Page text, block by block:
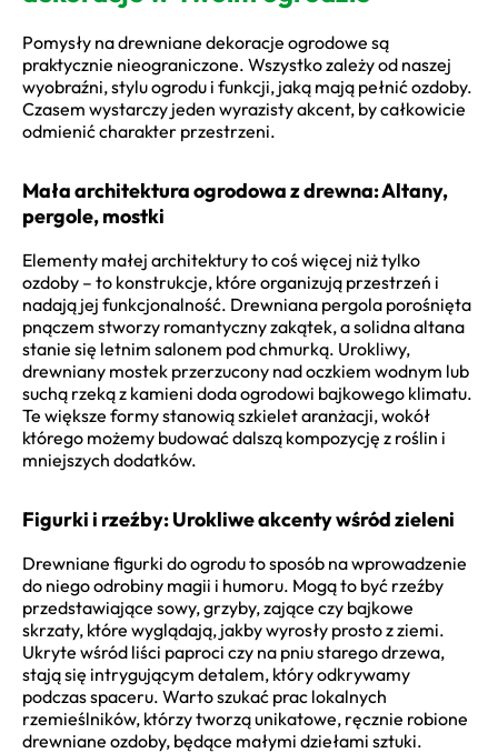
Pomysły na drewniane dekoracje ogrodowe są
praktycznie nieograniczone. Wszystko zależy od naszej
wyobraźni, stylu ogrodu i funkcji, jaką mają pełnić ozdoby.
Czasem wystarczy jeden wyrazisty akcent, by całkowicie
odmienić charakter przestrzeni.
Mała architektura ogrodowa z drewna: Altany,
pergole, mostki
Elementy małej architektury to coś więcej niż tylko
ozdoby – to konstrukcje, które organizują przestrzeń i
nadają jej funkcjonalność. Drewniana pergola porośnięta
pnączem stworzy romantyczny zakątek, a solidna altana
stanie się letnim salonem pod chmurką. Urokliwy,
drewniany mostek przerzucony nad oczkiem wodnym lub
suchą rzeką z kamieni doda ogrodowi bajkowego klimatu.
Te większe formy stanowią szkielet aranżacji, wokół
którego możemy budować dalszą kompozycję z roślin i
mniejszych dodatków.
Figurki i rzeźby: Urokliwe akcenty wśród zieleni
Drewniane figurki do ogrodu to sposób na wprowadzenie
do niego odrobiny magii i humoru. Mogą to być rzeźby
przedstawiające sowy, grzyby, zające czy bajkowe
skrzaty, które wyglądają, jakby wyrosły prosto z ziemi.
Ukryte wśród liści paproci czy na pniu starego drzewa,
stają się intrygującym detalem, który odkrywamy
podczas spaceru. Warto szukać prac lokalnych
rzemieślników, którzy tworzą unikatowe, ręcznie robione
drewniane ozdoby, będące małymi dziełami sztuki.